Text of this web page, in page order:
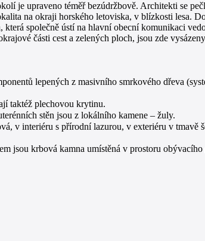
je upraveno téměř bezúdržbově. Architekti se
na okraji horského letoviska, v blízkosti lesa.
společně ústí na hlavní obecní komunikaci
části cest a zelených ploch, jsou zde
lepených z masivního smrkového dřeva
taktéž plechovou krytinu.
stěn jsou z lokálního kamene – žuly.
v interiéru s přírodní lazurou, v exteriéru v
jsou krbová kamna umístěná v prostoru obývacího